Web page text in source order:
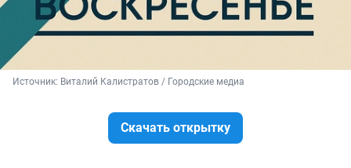
Источник: Виталий Калистратов / Городские медиа
Скачать открытку